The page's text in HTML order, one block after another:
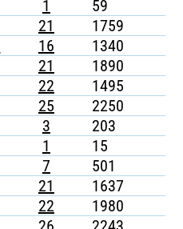
1 59
21 1759
16 1340
21 1890
22 1495
25 2250
3 203
1 15
7 501
21 1637
22 1980